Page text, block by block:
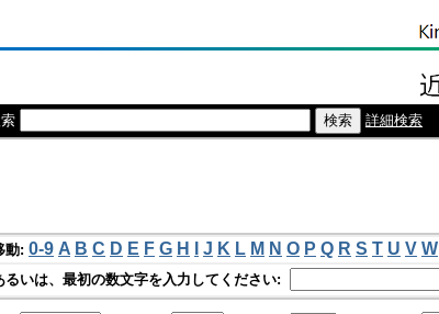
詳細検索
動: 0-9 A B C D E F G H J K L M N O P Q R S T U V W
るいは、最初の数文字を入力してください: